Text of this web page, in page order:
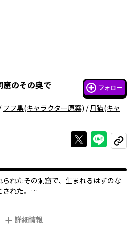
窟のその奥で フォロー
フフ黒(キャラクター原案) /月猫(キャ
Xで投稿する
ライン
コピー
れたその洞窟で、生まれるはずのな
れた。
込んだ生き物の能力を取り込む」特
詳細情報